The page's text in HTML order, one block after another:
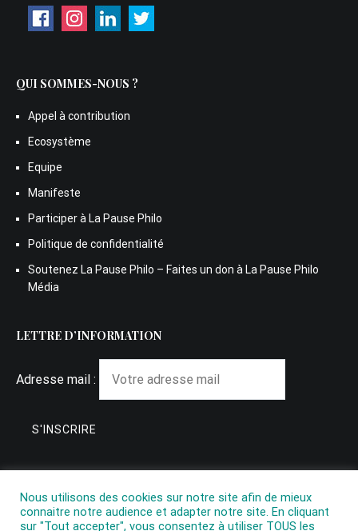
QUI SOMMES-NOUS ?
Appel à contribution
Ecosystème
Equipe
Manifeste
Participer à La Pause Philo
Politique de confidentialité
Soutenez La Pause Philo – Faites un don à La Pause Philo
Média
LETTRE D’INFORMATION
Adresse mail :
Nous utilisons des cookies sur notre site afin de mieux
connaitre notre audience et adapter notre site. En cliquant
sur "Tout accepter", vous consentez à utiliser TOUS les